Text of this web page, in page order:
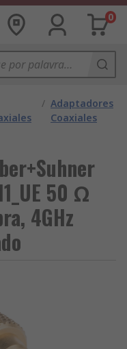
0
/ Adaptadores
Coaxiales
50 Ω
4GHz